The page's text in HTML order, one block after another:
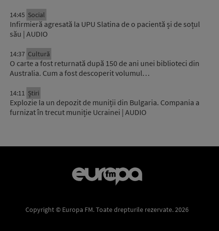
14:45 Social
Infirmieră agresată la UPU Slatina de o pacientă și de soțul
său | AUDIO
14:37 Cultură
O carte a fost returnată după 150 de ani unei biblioteci din
Australia. Cum a fost descoperit volumul…
14:11 Știri
Explozie la un depozit de muniții din Bulgaria. Compania a
furnizat în trecut muniție Ucrainei | AUDIO
Copyright © Europa FM. Toate drepturile rezervate. 2026